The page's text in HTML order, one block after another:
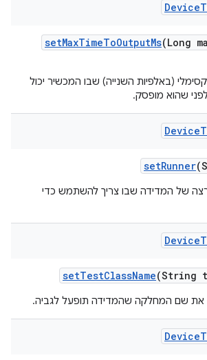
Device
setMaxTimeToOutputMs(Long
(באלפיות השנייה) שבו המכשיר יכול
שהוא מופסק.
Device
setRunner
של המדידה שבו צריך להשתמש כדי
Device
setTestClassName(String
את שם המחלקה שהמדידה תופעל לגביה.
Device